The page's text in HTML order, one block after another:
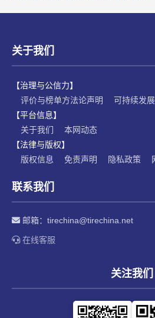
关于我们
【治理与公信力】
评价与榜单方法论声明
可持续发
【平台信息】
关于我们
本网动态
【法律与版权】
版权信息
免责声明 隐私政策
联系我们
邮箱： tirechina@tirechina.net
在线客服
关注我们